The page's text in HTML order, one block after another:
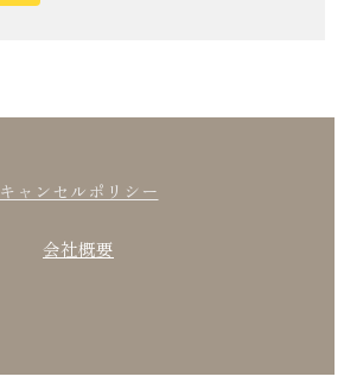
キャンセルポリシー
会社概要